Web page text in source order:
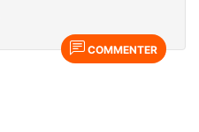
COMMENTER